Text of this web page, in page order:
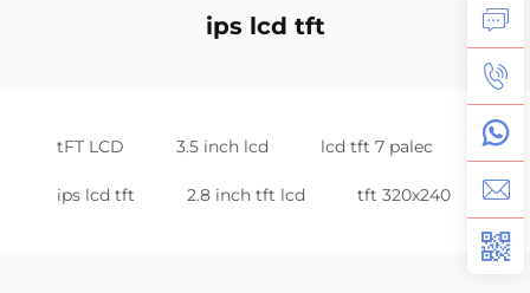
ips lcd tft
tFT LCD 3.5 inch lcd lcd tft 7 palec
ips lcd tft 2.8 inch tft lcd tft 320x240